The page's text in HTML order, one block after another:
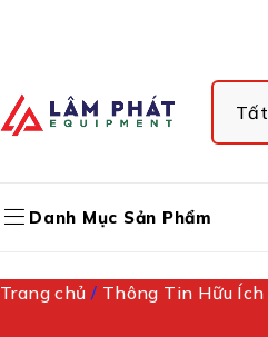
Danh Mục Sản Phẩm
Trang chủ / Thông Tin Hữu Ích